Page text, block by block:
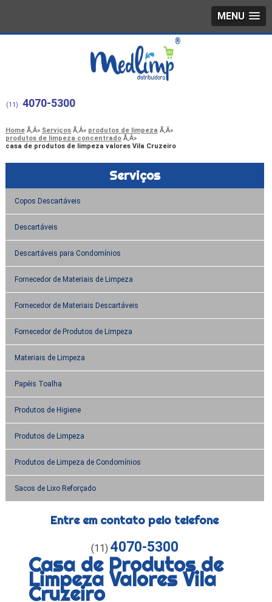
MENU
(11) 4070-5300
Home Serviços
produtos de limpeza
produtos de limpeza concentrado
casa de produtos de limpeza valores Vila Cruzeiro
Serviços
Copos Descartáveis
Descartáveis
Descartáveis para Condomínios
Fornecedor de Materiais de Limpeza
Fornecedor de Materiais Descartáveis
Fornecedor de Produtos de Limpeza
Materiais de Limpeza
Papéis Toalha
Produtos de Higiene
Produtos de Limpeza
Produtos de Limpeza de Condomínios
Sacos de Lixo Reforçado
Entre em contato pelo telefone
(11) 4070-5300
Casa de Produtos de
Limpeza Valores Vila
Cruzeiro